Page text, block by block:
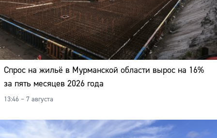
Спрос на жильё в Мурманской области вырос на 16%
за пять месяцев 2026 года
13:46 – 7 августа